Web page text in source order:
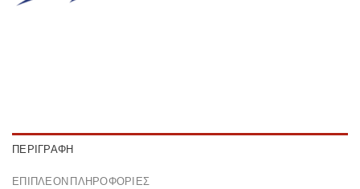
ΠΕΡΙΓΡΑΦΉ
ΕΠΙΠΛΈΟΝ ΠΛΗΡΟΦΟΡΊΕΣ